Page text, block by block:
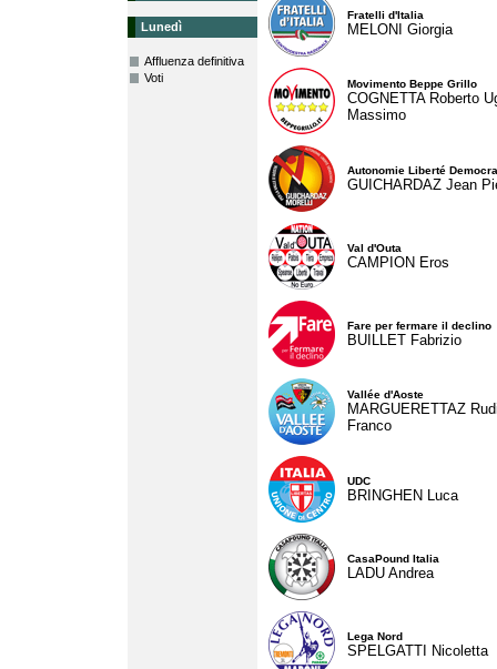
Lunedì
Affluenza definitiva
Voti
Fratelli d'Italia
MELONI Giorgia
Movimento Beppe Grillo
COGNETTA Roberto
Massimo
Autonomie Liberté
GUICHARDAZ Jean
Val d'Outa
CAMPION Eros
Fare per fermare il declino
BUILLET Fabrizio
Vallée d'Aoste
MARGUERETTAZ
Franco
UDC
BRINGHEN Luca
CasaPound Italia
LADU Andrea
Lega Nord
SPELGATTI Nicoletta